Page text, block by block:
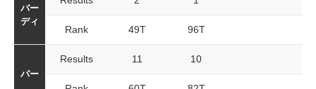
バー
ディ
Rank 49T 96T
パー
Results 11 10